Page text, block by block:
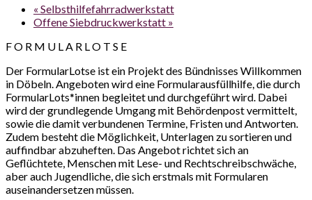
« Selbsthilfefahrradwerkstatt
Offene Siebdruckwerkstatt »
F O R M U L A R L O T S E
Der FormularLotse ist ein Projekt des Bündnisses Willkommen
in Döbeln. Angeboten wird eine Formularausfüllhilfe, die durch
FormularLots*innen begleitet und durchgeführt wird. Dabei
wird der grundlegende Umgang mit Behördenpost vermittelt,
sowie die damit verbundenen Termine, Fristen und Antworten.
Zudem besteht die Möglichkeit, Unterlagen zu sortieren und
auffindbar abzuheften. Das Angebot richtet sich an
Geflüchtete, Menschen mit Lese- und Rechtschreibschwäche,
aber auch Jugendliche, die sich erstmals mit Formularen
auseinandersetzen müssen.